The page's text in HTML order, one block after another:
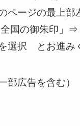
ページの最上部
国の御朱印」⇒
選択 とお進み
部広告を含む）